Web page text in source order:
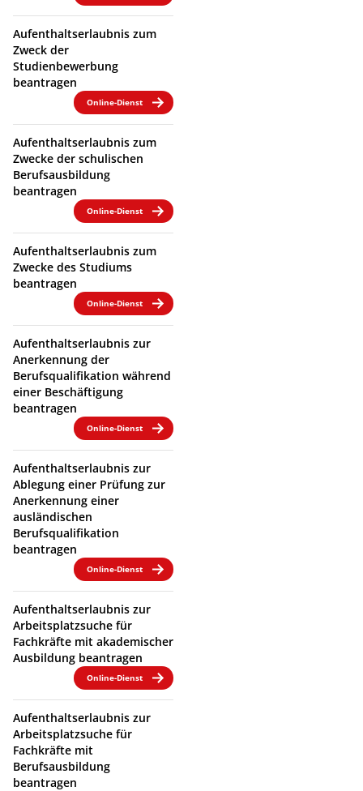
Aufenthaltserlaubnis zum
Zweck der
Studienbewerbung
beantragen
Online-Dienst
Aufenthaltserlaubnis zum
Zwecke der schulischen
Berufsausbildung
beantragen
Online-Dienst
Aufenthaltserlaubnis zum
Zwecke des Studiums
beantragen
Online-Dienst
Aufenthaltserlaubnis zur
Anerkennung der
Berufsqualifikation während
einer Beschäftigung
beantragen
Online-Dienst
Aufenthaltserlaubnis zur
Ablegung einer Prüfung zur
Anerkennung einer
ausländischen
Berufsqualifikation
beantragen
Online-Dienst
Aufenthaltserlaubnis zur
Arbeitsplatzsuche für
Fachkräfte mit akademischer
Ausbildung beantragen
Online-Dienst
Aufenthaltserlaubnis zur
Arbeitsplatzsuche für
Fachkräfte mit
Berufsausbildung
beantragen